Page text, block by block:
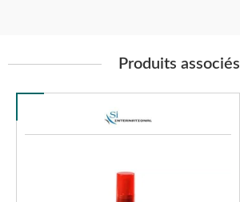
Produits associés